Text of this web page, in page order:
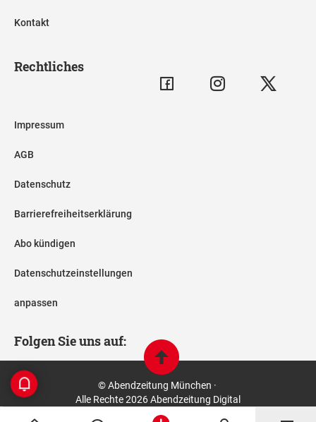
Kontakt
Rechtliches
Impressum
AGB
Datenschutz
Barrierefreiheitserklärung
Abo kündigen
Datenschutzeinstellungen
anpassen
Folgen Sie uns auf:
© Abendzeitung München ·
Alle Rechte 2026 Abendzeitung Digital